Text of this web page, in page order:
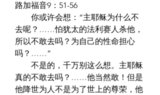
路加福音9：51-56
你或许会想：“主耶稣为什么不
去呢？……怕犹太的法利赛人杀他，
所以不敢去吗？为自己的性命担心
吗？……”
不是的，千万别这么想。主耶稣
真的不敢去吗？……他当然敢！但是
他降世为人不是为了世上的尊荣，他